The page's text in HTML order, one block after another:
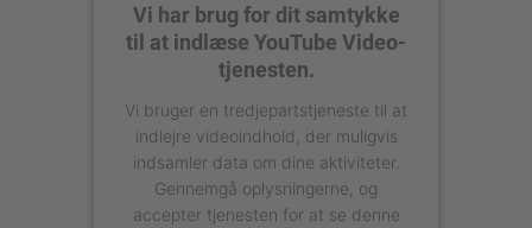
Vi har brug for dit samtykke
til at indlæse YouTube Video-
tjenesten.
Vi bruger en tredjepartstjeneste til at
indlejre videoindhold, der muligvis
indsamler data om dine aktiviteter.
Gennemgå oplysningerne, og
accepter tjenesten for at se denne